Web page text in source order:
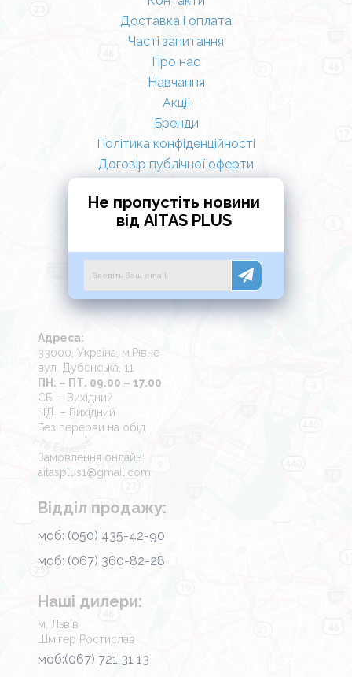
Доставка і оплата
Часті запитання
Про нас
Навчання
Акції
Бренди
Політика конфіденційності
Договір публічної оферти
Не пропустіть новини
від AITAS PLUS
Адреса:
33000, Україна, м.Рівне
вул. Дубенська, 11
ПН. – ПТ. 09.00 – 17.00
СБ. – Вихідний
НД. – Вихідний
Без перерви на обід
Замовлення онлайн:
aitasplus1@gmail.com
Відділ продажу:
моб: (050) 435-42-90
моб: (067) 360-82-28
Наші дилери:
м. Львів
Шмігер Ростислав
моб:(067) 721 31 13